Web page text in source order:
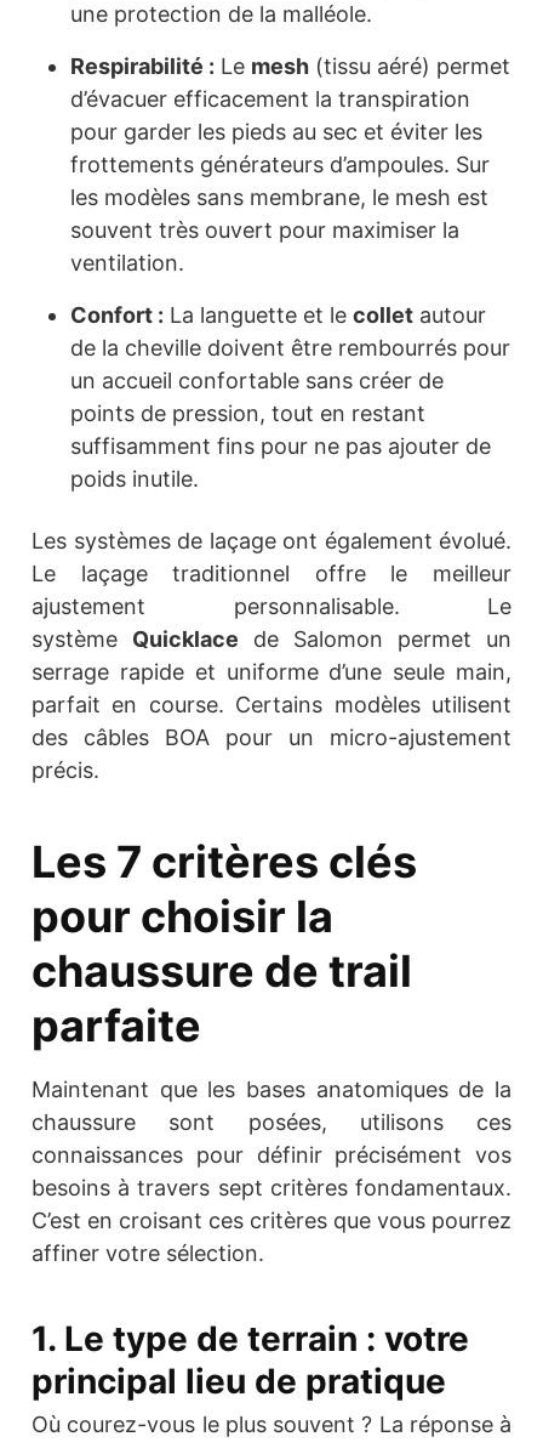
une protection de la malléole.
Respirabilité : Le mesh (tissu aéré) permet
d’évacuer efficacement la transpiration
pour garder les pieds au sec et éviter les
frottements générateurs d’ampoules. Sur
les modèles sans membrane, le mesh est
souvent très ouvert pour maximiser la
ventilation.
Confort : La languette et le collet autour
de la cheville doivent être rembourrés pour
un accueil confortable sans créer de
points de pression, tout en restant
suffisamment fins pour ne pas ajouter de
poids inutile.
Les systèmes de laçage ont également évolué.
Le laçage traditionnel offre le meilleur
ajustement personnalisable. Le
système Quicklace de Salomon permet un
serrage rapide et uniforme d’une seule main,
parfait en course. Certains modèles utilisent
des câbles BOA pour un micro-ajustement
précis.
Les 7 critères clés
pour choisir la
chaussure de trail
parfaite
Maintenant que les bases anatomiques de la
chaussure sont posées, utilisons ces
connaissances pour définir précisément vos
besoins à travers sept critères fondamentaux.
C’est en croisant ces critères que vous pourrez
affiner votre sélection.
1. Le type de terrain : votre
principal lieu de pratique
Où courez-vous le plus souvent ? La réponse à